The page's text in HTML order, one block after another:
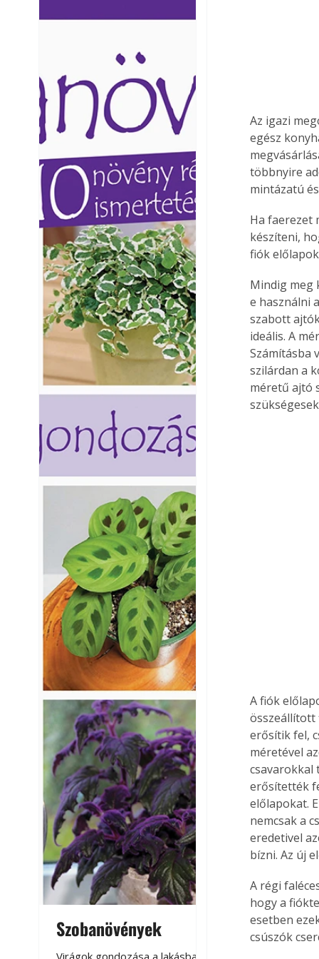
Szobanövények
Virágoskert:
teraszon,
Az igazi
egész
többnyire
mintázatú
Ha faerezet
készíteni,
fiók
Mindig meg
e használni
szabott
ideális. A
Számításba
szilárdan a
méretű ajtó
A fiók
összeállított
erősítik fel,
méretével
csavarokkal
erősítették
előlapokat.
nemcsak a
eredetivel
bízni. Az új
A régi
hogy a
esetben
csúszók